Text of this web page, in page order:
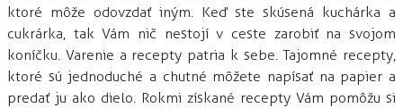
ktoré môže odovzdať iným. Keď ste skúsená kuchárka a
cukrárka, tak Vám nič nestojí v ceste zarobiť na svojom
koníčku. Varenie a recepty patria k sebe. Tajomné recepty,
ktoré sú jednoduché a chutné môžete napísať na papier a
predať ju ako dielo. Rokmi získané recepty Vám pomôžu si